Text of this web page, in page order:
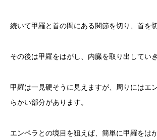
続いて甲羅と首の間にある関節を切り、首を
その後は甲羅をはがし、内臓を取り出していき
甲羅は一見硬そうに見えますが、周りにはエ
らかい部分があります。
エンペラとの境目を狙えば、簡単に甲羅をは